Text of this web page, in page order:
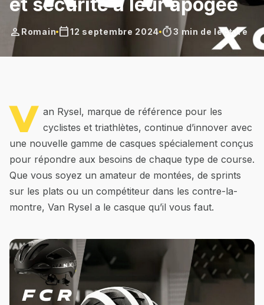
person Romain calendar_today12 septembre 2024 timer3 min de lecture
V an Rysel, marque de référence pour les
cyclistes et triathlètes, continue d’innover avec
une nouvelle gamme de casques spécialement conçus
pour répondre aux besoins de chaque type de course.
Que vous soyez un amateur de montées, de sprints
sur les plats ou un compétiteur dans les contre-la-
montre, Van Rysel a le casque qu’il vous faut.